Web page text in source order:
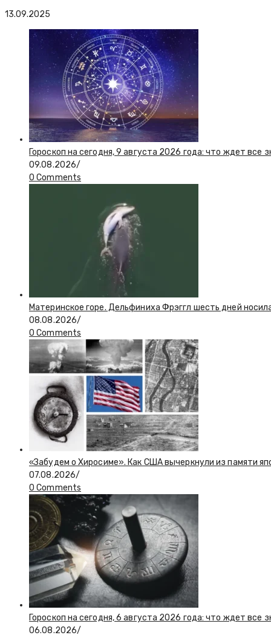
13.09.2025
Гороскоп на сегодня, 9 августа 2026 года: что ждет все
09.08.2026/
0 Comments
Материнское горе. Дельфиниха Фрэггл шесть дней
08.08.2026/
0 Comments
«Забудем о Хиросиме». Как США вычеркнули из памяти
07.08.2026/
0 Comments
Гороскоп на сегодня, 6 августа 2026 года: что ждет все
06.08.2026/